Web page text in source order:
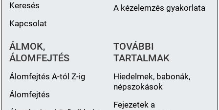
Keresés
Kapcsolat
A kézelemzés gyakorlata
ÁLMOK,
ÁLOMFEJTÉS
Álomfejtés A-tól Z-ig
Álomfejtés
TOVÁBBI
TARTALMAK
Hiedelmek, babonák,
népszokások
Fejezetek a